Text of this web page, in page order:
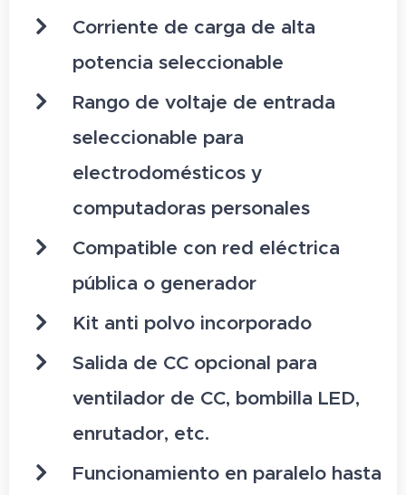
Corriente de carga de alta
potencia seleccionable
Rango de voltaje de entrada
seleccionable para
electrodomésticos y
computadoras personales
Compatible con red eléctrica
pública o generador
Kit anti polvo incorporado
Salida de CC opcional para
ventilador de CC, bombilla LED,
enrutador, etc.
Funcionamiento en paralelo hasta